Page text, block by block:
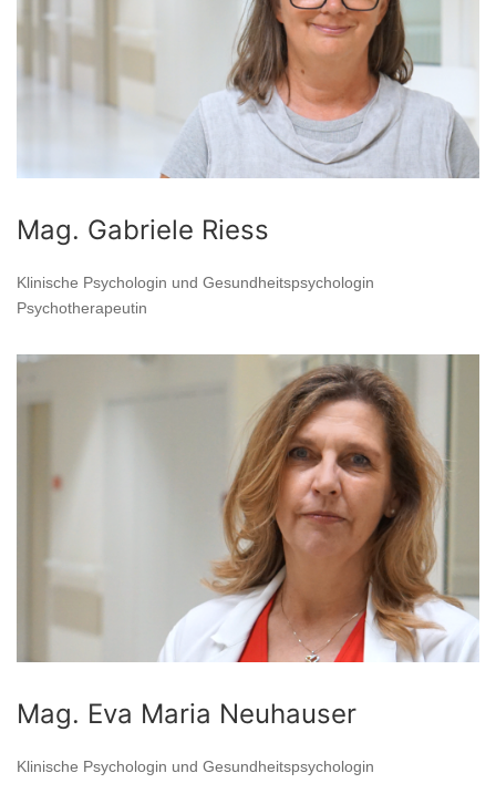
Mag. Gabriele Riess
Klinische Psychologin und Gesundheitspsychologin
Psychotherapeutin
Mag. Eva Maria Neuhauser
Klinische Psychologin und Gesundheitspsychologin